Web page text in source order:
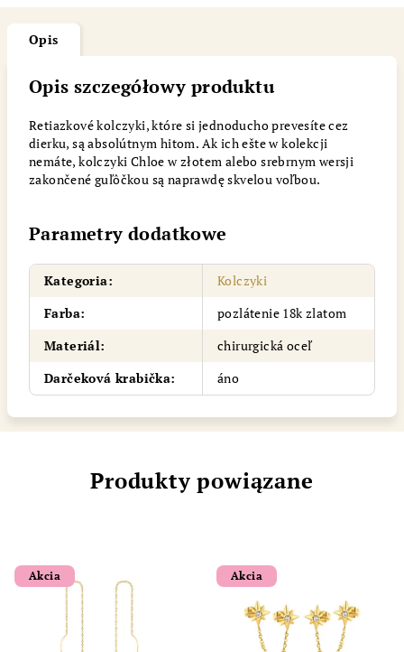
Opis
Opis szczegółowy produktu
Retiazkové kolczyki, które si jednoducho prevesíte cez
dierku, są absolútnym hitom. Ak ich ešte w kolekcji
nemáte, kolczyki Chloe w złotem alebo srebrnym wersji
zakončené guľôčkou są naprawdę skvelou voľbou.
Parametry dodatkowe
Kategoria:
Kolczyki
Farba:
pozlátenie 18k zlatom
Materiál:
chirurgická oceľ
Darčeková krabička: áno
Produkty powiązane
Akcia Akcia